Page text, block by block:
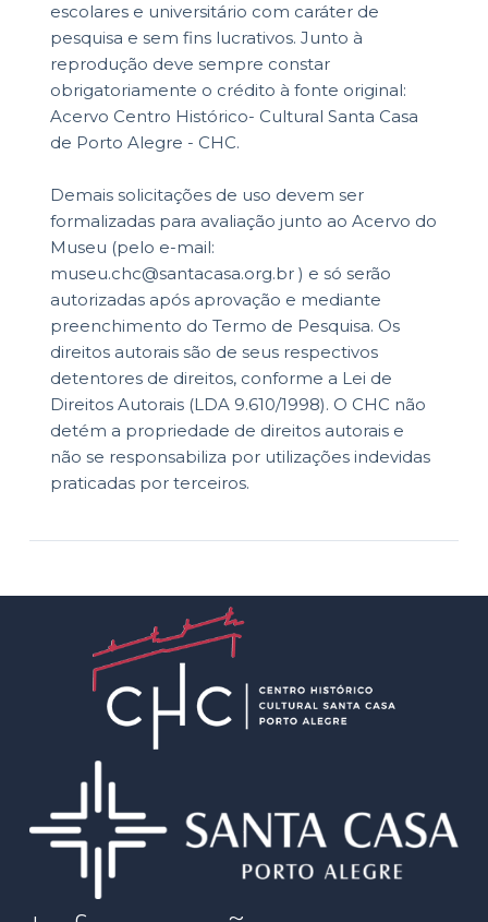
escolares e universitário com caráter de
pesquisa e sem fins lucrativos. Junto à
reprodução deve sempre constar
obrigatoriamente o crédito à fonte original:
Acervo Centro Histórico- Cultural Santa Casa
de Porto Alegre - CHC.
Demais solicitações de uso devem ser
formalizadas para avaliação junto ao Acervo do
Museu (pelo e-mail:
museu.chc@santacasa.org.br ) e só serão
autorizadas após aprovação e mediante
preenchimento do Termo de Pesquisa. Os
direitos autorais são de seus respectivos
detentores de direitos, conforme a Lei de
Direitos Autorais (LDA 9.610/1998). O CHC não
detém a propriedade de direitos autorais e
não se responsabiliza por utilizações indevidas
praticadas por terceiros.